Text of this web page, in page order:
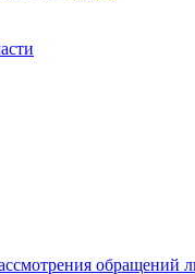
обращений